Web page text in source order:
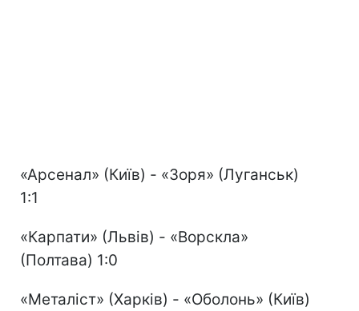
«Арсенал» (Київ) - «Зоря» (Луганськ)
1:1
«Карпати» (Львів) - «Ворскла»
(Полтава) 1:0
«Металіст» (Харків) - «Оболонь» (Київ)